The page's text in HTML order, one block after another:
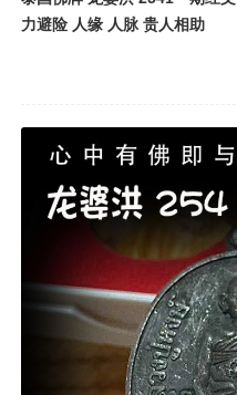
力避险 人缘 人脉 贵人相助